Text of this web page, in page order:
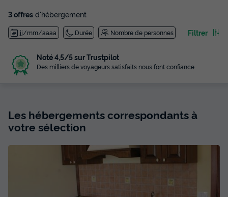
3 offres d'hébergement
jj/mm/aaaa Durée Nombre de personnes Filtrer
Noté 4,5/5 sur Trustpilot
Des milliers de voyageurs satisfaits nous font confiance
Les hébergements correspondants à
votre sélection